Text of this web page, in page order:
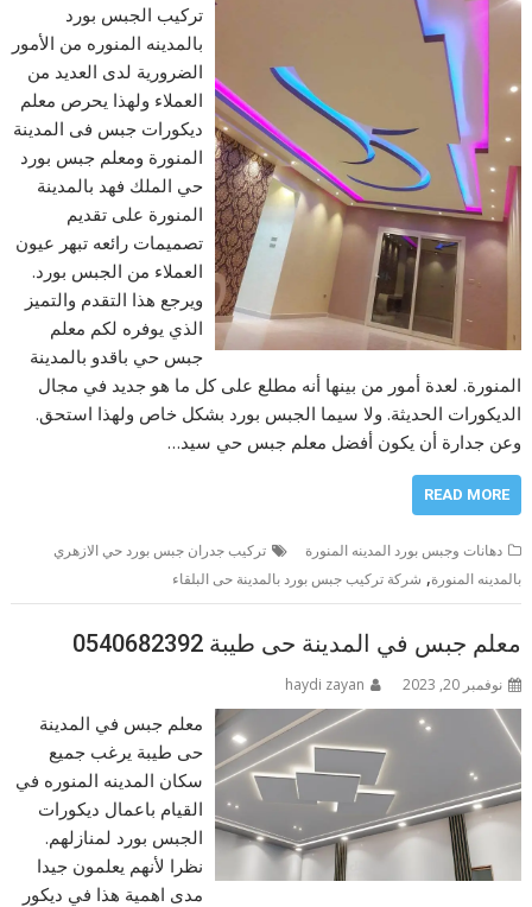
تركيب الجبس بورد
بالمدينه المنوره من الأمور
الضرورية لدى العديد من
العملاء ولهذا يحرص معلم
ديكورات جبس فى المدينة
المنورة ومعلم جبس بورد
حي الملك فهد بالمدينة
المنورة على تقديم
تصميمات رائعه تبهر عيون
العملاء من الجبس بورد.
ويرجع هذا التقدم والتميز
الذي يوفره لكم معلم
جبس حي باقدو بالمدينة
المنورة. لعدة أمور من بينها أنه مطلع على كل ما هو جديد في مجال
الديكورات الحديثة. ولا سيما الجبس بورد بشكل خاص ولهذا استحق.
وعن جدارة أن يكون أفضل معلم جبس حي سيد…
READ MORE
دهانات وجبس بورد المدينه المنورة
تركيب جدران جبس بورد حي الازهري
بالمدينه المنورة, شركة تركيب جبس بورد بالمدينة حى البلقاء
معلم جبس في المدينة حى طيبة 0540682392
نوفمبر 20, 2023 haydi zayan
معلم جبس في المدينة
حى طيبة يرغب جميع
سكان المدينه المنوره في
القيام باعمال ديكورات
الجبس بورد لمنازلهم.
نظرا لأنهم يعلمون جيدا
مدى اهمية هذا في ديكور